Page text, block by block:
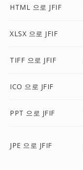
HTML 으로 JFIF
XLSX 으로 JFIF
TIFF 으로 JFIF
ICO 으로 JFIF
PPT 으로 JFIF
JPE 으로 JFIF